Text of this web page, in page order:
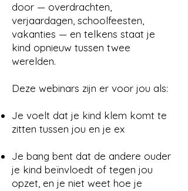
door — overdrachten,
verjaardagen, schoolfeesten,
vakanties — en telkens staat je
kind opnieuw tussen twee
werelden.
Deze webinars zijn er voor jou als:
Je voelt dat je kind klem komt te
zitten tussen jou en je ex
Je bang bent dat de andere ouder
je kind beïnvloedt of tegen jou
opzet, en je niet weet hoe je